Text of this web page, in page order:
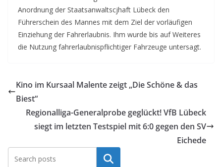
Anordnung der Staatsanwaltscjhaft Lübeck den
Führerschein des Mannes mit dem Ziel der vorläufigen
Einziehung der Fahrerlaubnis. Ihm wurde bis auf Weiteres
die Nutzung fahrerlaubnispflichtiger Fahrzeuge untersagt.
Kino im Kursaal Malente zeigt „Die Schöne & das
Biest“
Regionalliga-Generalprobe geglückt! VfB Lübeck
siegt im letzten Testspiel mit 6:0 gegen den SV
Eichede
Suchen